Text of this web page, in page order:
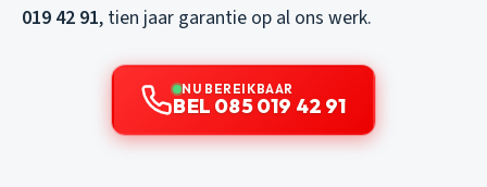
019 42 91, tien jaar garantie op al ons werk.
NU BEREIKBAAR
BEL 085 019 42 91